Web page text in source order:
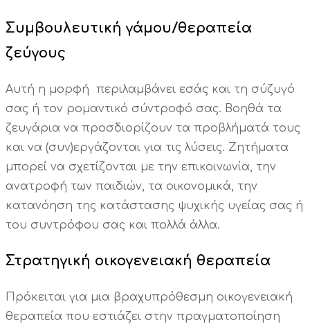
Συμβουλευτική γάμου/θεραπεία
ζεύγους
Αυτή η μορφή περιλαμβάνει εσάς και τη σύζυγό
σας ή τον ρομαντικό σύντροφό σας. Βοηθά τα
ζευγάρια να προσδιορίζουν τα προβλήματά τους
και να (συν)εργάζονται για τις λύσεις. Ζητήματα
μπορεί να σχετίζονται με την επικοινωνία, την
ανατροφή των παιδιών, τα οικονομικά, την
κατανόηση της κατάστασης ψυχικής υγείας σας ή
του συντρόφου σας και πολλά άλλα.
Στρατηγική οικογενειακή θεραπεία
Πρόκειται για μια βραχυπρόθεσμη οικογενειακή
θεραπεία που εστιάζει στην πραγματοποίηση